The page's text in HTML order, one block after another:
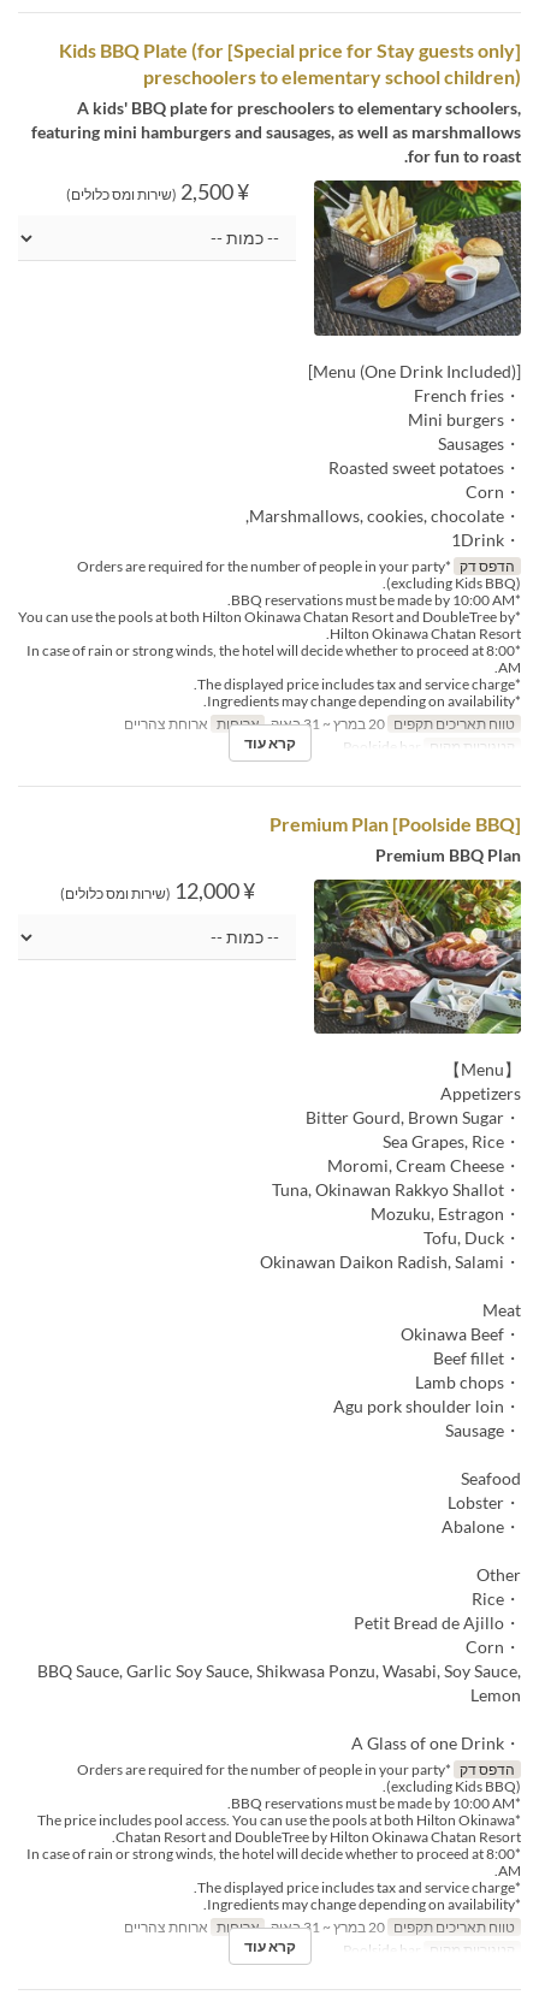
[Special price for Stay guests only] Kids BBQ Plate (for
preschoolers to elementary school children)
A kids' BBQ plate for preschoolers to elementary schoolers,
featuring mini hamburgers and sausages, as well as marshmallows
for fun to roast.
¥ 2,500 (שירות ומס כלולים)
[Menu (One Drink Included)]
・French fries
・Mini burgers
・Sausages
・Roasted sweet potatoes
・Corn
・Marshmallows, cookies, chocolate,
・1Drink
הדפס דק
*Orders are required for the number of people in your party
(excluding Kids BBQ).
*BBQ reservations must be made by 10:00 AM.
*You can use the pools at both Hilton Okinawa Chatan Resort and DoubleTree by
Hilton Okinawa Chatan Resort.
*In case of rain or strong winds, the hotel will decide whether to proceed at 8:00
AM.
*The displayed price includes tax and service charge.
*Ingredients may change depending on availability.
טווח תאריכים תקפים
ארוחות ארוחת צהריים
קטגוריית מקום
קרא עוד
[Poolside BBQ] Premium Plan
Premium BBQ Plan
¥ 12,000 (שירות ומס כלולים)
【Menu】
Appetizers
・Bitter Gourd, Brown Sugar
・Sea Grapes, Rice
・Moromi, Cream Cheese
・Tuna, Okinawan Rakkyo Shallot
・Mozuku, Estragon
・Tofu, Duck
・Okinawan Daikon Radish, Salami
Meat
・Okinawa Beef
・Beef fillet
・Lamb chops
・Agu pork shoulder loin
・Sausage
Seafood
・Lobster
・Abalone
Other
・Rice
・Petit Bread de Ajillo
・Corn
BBQ Sauce, Garlic Soy Sauce, Shikwasa Ponzu, Wasabi, Soy Sauce,
Lemon
・A Glass of one Drink
הדפס דק
*Orders are required for the number of people in your party
(excluding Kids BBQ).
*BBQ reservations must be made by 10:00 AM.
*The price includes pool access. You can use the pools at both Hilton Okinawa
Chatan Resort and DoubleTree by Hilton Okinawa Chatan Resort.
*In case of rain or strong winds, the hotel will decide whether to proceed at 8:00
AM.
*The displayed price includes tax and service charge.
*Ingredients may change depending on availability.
טווח תאריכים תקפים
ארוחות ארוחת צהריים
קטגוריית מקום
קרא עוד